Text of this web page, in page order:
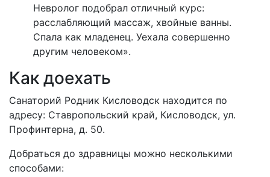
Невролог подобрал отличный курс:
расслабляющий массаж, хвойные ванны.
Спала как младенец. Уехала совершенно
другим человеком».
Как доехать
Санаторий Родник Кисловодск находится по
адресу: Ставропольский край, Кисловодск, ул.
Профинтерна, д. 50.
Добраться до здравницы можно несколькими
способами: